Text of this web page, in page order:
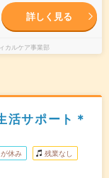
詳しく見る
カルケア事業部
活サポート＊
休み 残業なし